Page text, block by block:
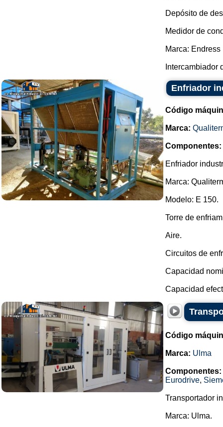
Depósito de
Medidor de
Marca: Endress
Intercambiador
Enfriador
Código
Marca:
Componentes:
Enfriador
Marca:
Modelo: E 150.
Torre de
Aire.
Circuitos de
Capacidad
Capacidad
Código
Marca: Ulma
Componentes:
Eurodrive,
Transportador
Marca: Ulma.